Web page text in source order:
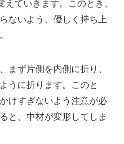
えていきます。このとき、
ないよう、優しく持ち上
まず片側を内側に折り、
うに折ります。このと
けすぎないよう注意が必
と、中材が変形してしま